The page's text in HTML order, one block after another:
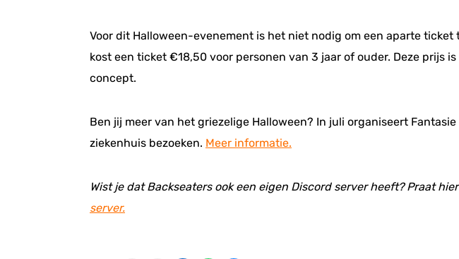
Voor dit Halloween-evenement is het niet nodig om een aparte
kost een ticket €18,50 voor personen van 3 jaar of ouder. Deze
concept.
Ben jij meer van het griezelige Halloween? In juli organiseert
ziekenhuis bezoeken. Meer informatie.
Wist je dat Backseaters ook een eigen Discord server heeft? Praat
server.